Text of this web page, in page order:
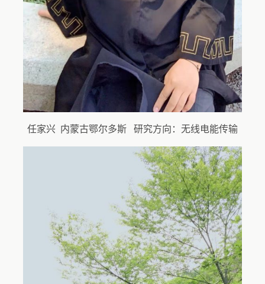
任家兴 内蒙古鄂尔多斯 研究方向：无线电能传输